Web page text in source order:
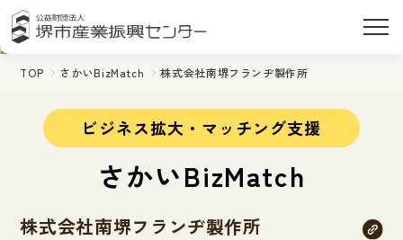
TOP さかいBizMatch 株式会社南堺フランヂ製作所
ビジネス拡大・マッチング支援
さかいBizMatch
株式会社南堺フランヂ製作所